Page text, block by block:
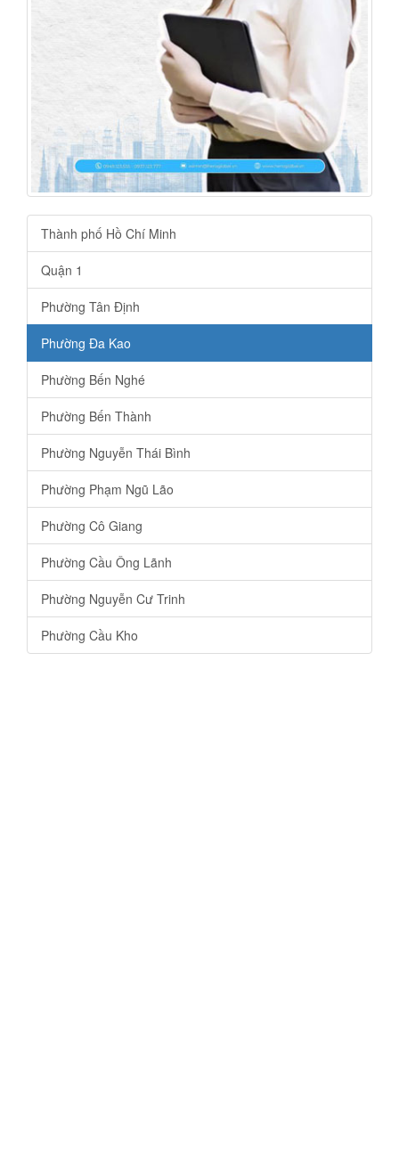
Thành phố Hồ Chí Minh
Quận 1
Phường Tân Định
Phường Đa Kao
Phường Bến Nghé
Phường Bến Thành
Phường Nguyễn Thái Bình
Phường Phạm Ngũ Lão
Phường Cô Giang
Phường Cầu Ông Lãnh
Phường Nguyễn Cư Trinh
Phường Cầu Kho